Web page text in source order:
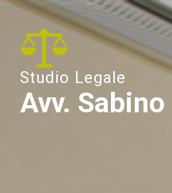
Studio Legale
Avv.